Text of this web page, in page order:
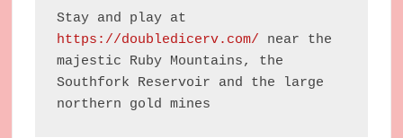
https://doubledicerv.com/ near the
majestic Ruby Mountains, the
Southfork Reservoir and the large
northern gold mines